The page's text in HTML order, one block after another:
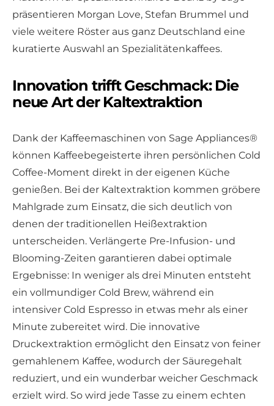
präsentieren Morgan Love, Stefan Brummel und
viele weitere Röster aus ganz Deutschland eine
kuratierte Auswahl an Spezialitätenkaffees.
Innovation trifft Geschmack: Die
neue Art der Kaltextraktion
Dank der Kaffeemaschinen von Sage Appliances®
können Kaffeebegeisterte ihren persönlichen Cold
Coffee-Moment direkt in der eigenen Küche
genießen. Bei der Kaltextraktion kommen gröbere
Mahlgrade zum Einsatz, die sich deutlich von
denen der traditionellen Heißextraktion
unterscheiden. Verlängerte Pre-Infusion- und
Blooming-Zeiten garantieren dabei optimale
Ergebnisse: In weniger als drei Minuten entsteht
ein vollmundiger Cold Brew, während ein
intensiver Cold Espresso in etwas mehr als einer
Minute zubereitet wird. Die innovative
Druckextraktion ermöglicht den Einsatz von feiner
gemahlenem Kaffee, wodurch der Säuregehalt
reduziert, und ein wunderbar weicher Geschmack
erzielt wird. So wird jede Tasse zu einem echten